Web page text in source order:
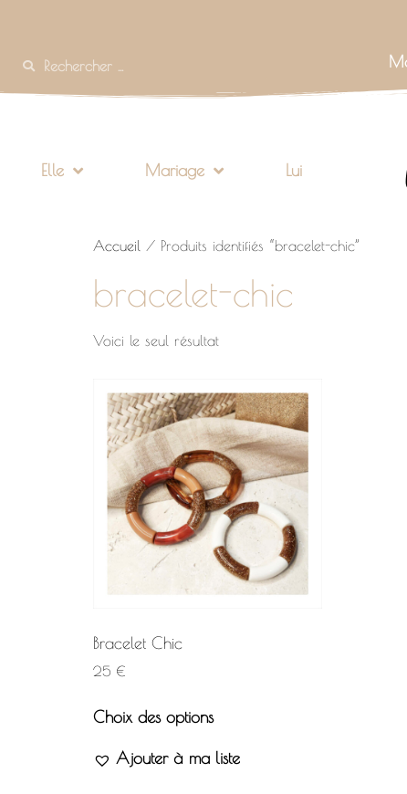
Elle Mariage Lui
Accueil / Produits identifiés “bracelet-chic”
bracelet-chic
Voici le seul résultat
Bracelet Chic
25 €
Choix des options
Ajouter à ma liste